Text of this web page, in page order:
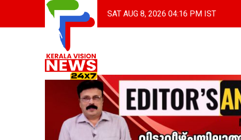
SAT AUG 8, 2026 04:16 PM IST